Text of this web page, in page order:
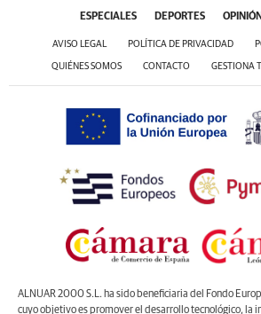
ESPECIALES DEPORTES OPINIÓN
AVISO LEGAL POLÍTICA DE PRIVACIDAD
QUIÉNES SOMOS CONTACTO GESTIONA
ALNUAR 2000 S.L. ha sido beneficiaria del Fondo
cuyo objetivo es promover el desarrollo tecnológico, la